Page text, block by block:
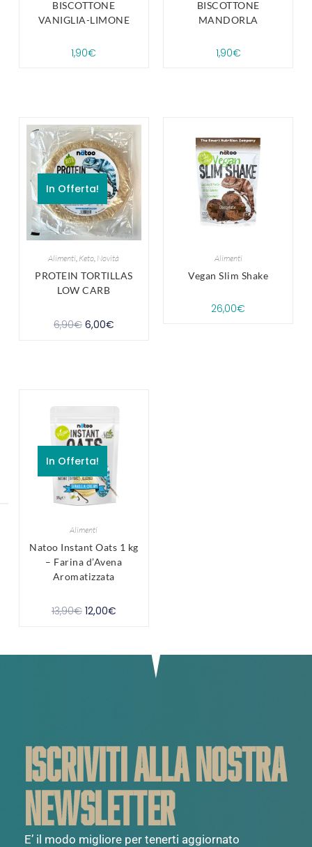
BISCOTTONE
VANIGLIA-LIMONE
1,90€
BISCOTTONE
MANDORLA
1,90€
In Offerta!
Alimenti Keto Novità
PROTEIN TORTILLAS
LOW CARB
6,90€ 6,00€
Alimenti
Vegan Slim Shake
26,00€
In Offerta!
Alimenti
Natoo Instant Oats 1 kg
– Farina d’Avena
Aromatizzata
13,90€ 12,00€
ISCRIVITI ALLA NOSTRA
NEWSLETTER
E’ il modo migliore per tenerti aggiornato